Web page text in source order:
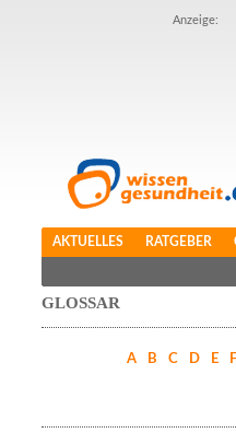
Anzeige:
AKTUELLES RATGEBER
GLOSSAR
A B C D E F